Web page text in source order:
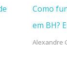
Como
em BH?
Alexandre